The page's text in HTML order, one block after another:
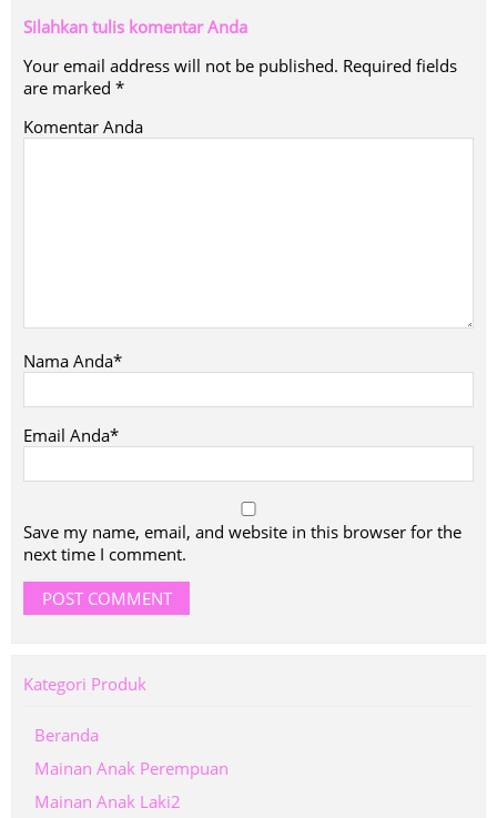
Silahkan tulis komentar Anda
Your email address will not be published. Required fields
are marked *
Komentar Anda
Nama Anda*
Email Anda*
Save my name, email, and website in this browser for the
next time I comment.
Kategori Produk
Beranda
Mainan Anak Perempuan
Mainan Anak Laki2